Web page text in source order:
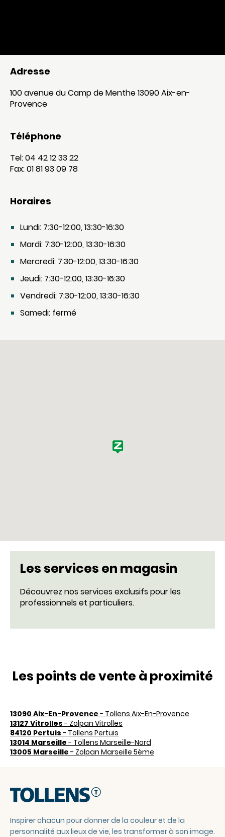
Adresse
100 avenue du Camp de Menthe 13090 Aix-en-
Provence
Téléphone
Tel: 04 42 12 33 22
Fax: 01 81 93 09 78
Horaires
Lundi: 7:30-12:00, 13:30-16:30
Mardi: 7:30-12:00, 13:30-16:30
Mercredi: 7:30-12:00, 13:30-16:30
Jeudi: 7:30-12:00, 13:30-16:30
Vendredi: 7:30-12:00, 13:30-16:30
Samedi: fermé
Les services en magasin
Découvrez nos services exclusifs pour les
professionnels et particuliers.
Les points de vente à proximité
13090 Aix-En-Provence - Tollens Aix-En-Provence
13127 Vitrolles - Zolpan Vitrolles
84120 Pertuis - Tollens Pertuis
13014 Marseille - Tollens Marseille-Nord
13005 Marseille - Zolpan Marseille 5ème
Inspirer chacun pour donner de la couleur et de la
personnalité aux lieux de vie, les transformer à son image.